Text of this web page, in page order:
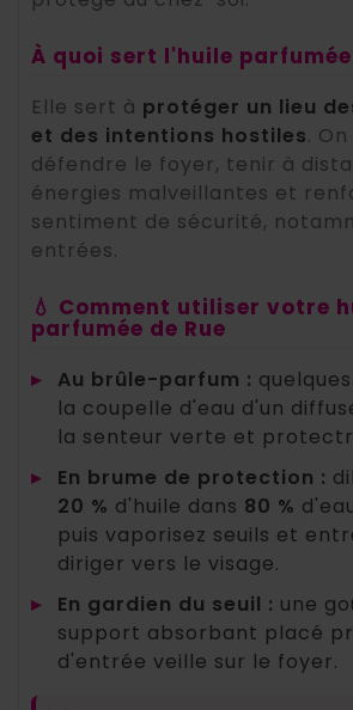
À quoi sert l'huile parfumée
Elle sert à protéger un lieu
et des intentions hostiles.
défendre le foyer, tenir à
énergies malveillantes et
sentiment de sécurité,
entrées.
💧 Comment utiliser votre
parfumée de Rue
▸ Au brûle-parfum :
la coupelle d'eau d'un
la senteur verte et
▸
En brume de protection :
20 % d'huile dans 80 %
puis vaporisez seuils et
diriger vers le visage.
▸
En gardien du seuil : une
support absorbant placé
d'entrée veille sur le foyer.